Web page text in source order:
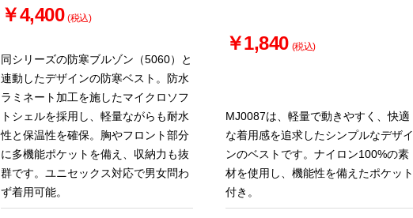
￥4,400 (税込)
同シリーズの防寒ブルゾン（5060）と
連動したデザインの防寒ベスト。防水
ラミネート加工を施したマイクロソフ
トシェルを採用し、軽量ながらも耐水
性と保温性を確保。胸やフロント部分
に多機能ポケットを備え、収納力も抜
群です。ユニセックス対応で男女問わ
ず着用可能。
￥1,840 (税込)
MJ0087は、軽量で動きやすく、快適
な着用感を追求したシンプルなデザイ
ンのベストです。ナイロン100%の素
材を使用し、機能性を備えたポケット
付き。